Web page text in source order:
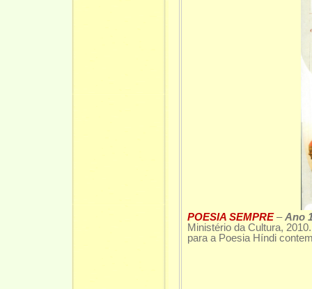
POESIA SEMPRE –Ano
Ministério da Cultura,
para a Poesia Híndi